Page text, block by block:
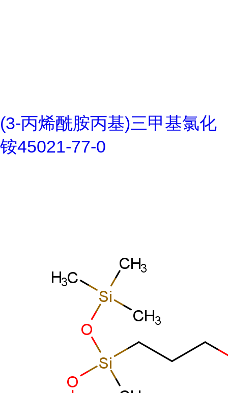
(3-丙烯酰胺丙基)三甲基氯化
铵45021-77-0